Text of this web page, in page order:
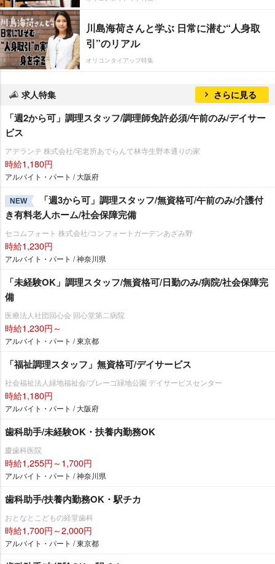
川島海荷さんと学ぶ 日常に潜む“人身取
引”のリアル
オリコンタイアップ特集
求人特集 さらに見る
「週2から可」調理スタッフ/調理師免許必須/午前のみ/デイサー
ビス
アデランテ 株式会社/宅老所あでらんて林寺生野本通りの家
時給1,180円
アルバイト・パート / 大阪府
NEW
「週3から可」調理スタッフ/無資格可/午前のみ/介護付
き有料老人ホーム/社会保障完備
セコムフォート 株式会社/コンフォートガーデンあざみ野
時給1,230円
アルバイト・パート / 神奈川県
「未経験OK」調理スタッフ/無資格可/日勤のみ/病院/社会保障完
備
医療法人社団回心会 回心堂第二病院
時給1,230円～
アルバイト・パート / 東京都
「福祉調理スタッフ」無資格可/デイサービス
社会福祉法人緑地福祉会/プレーゴ緑地公園 デイサービスセンター
時給1,180円
アルバイト・パート / 大阪府
歯科助手/未経験OK・扶養内勤務OK
慶歯科医院
時給1,255円～1,700円
アルバイト・パート / 神奈川県
歯科助手/扶養内勤務OK・駅チカ
おとなとこどもの経堂歯科
時給1,700円～2,000円
アルバイト・パート / 東京都